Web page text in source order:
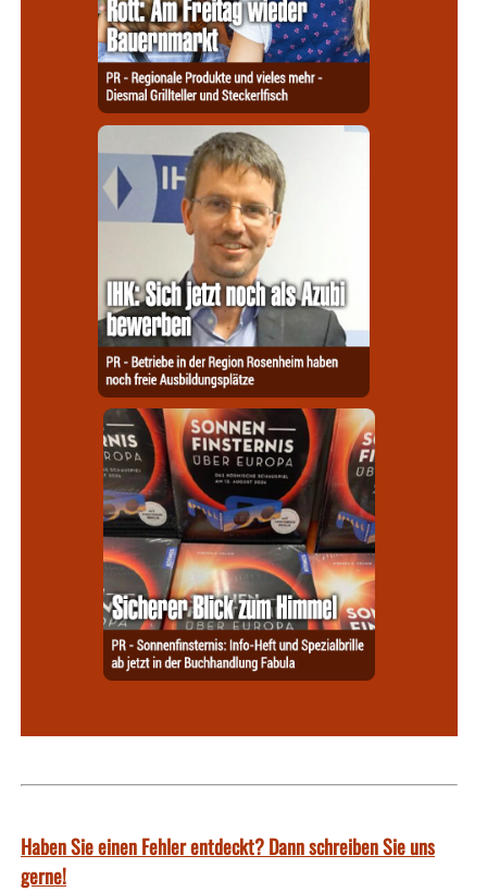
Haben Sie einen Fehler entdeckt? Dann schreiben Sie uns
gerne!